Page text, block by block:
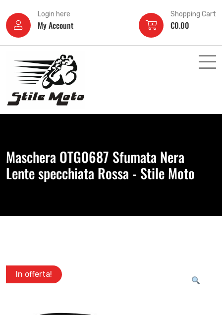
Login here
My Account
Shopping Cart
€0.00
Maschera OTG0687 Sfumata Nera
Lente specchiata Rossa - Stile Moto
In offerta!